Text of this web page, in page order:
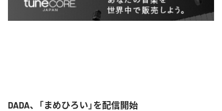
DADA、「まめひろい」を配信開始